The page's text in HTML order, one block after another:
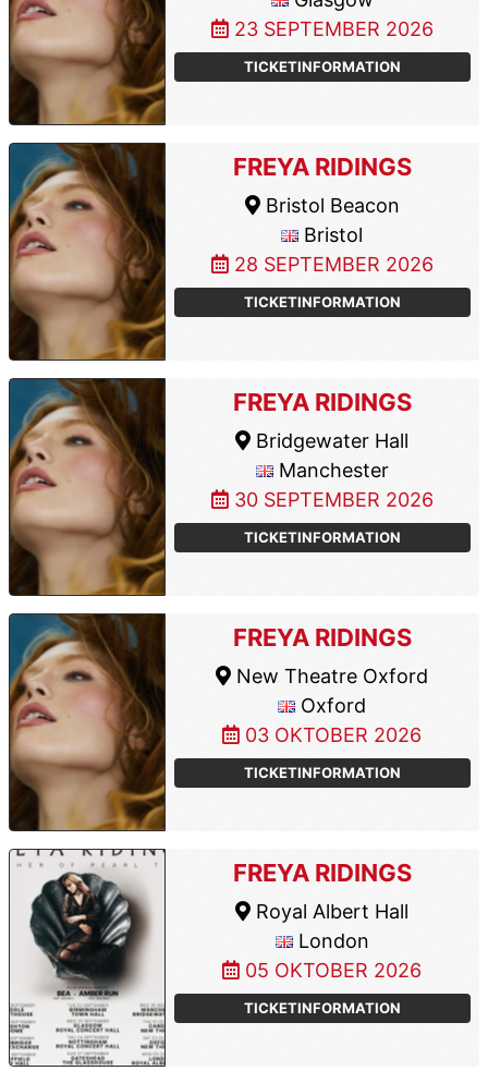
23 SEPTEMBER 2026
TICKETINFORMATION
FREYA RIDINGS
Bristol Beacon
Bristol
28 SEPTEMBER 2026
TICKETINFORMATION
FREYA RIDINGS
Bridgewater Hall
Manchester
30 SEPTEMBER 2026
TICKETINFORMATION
FREYA RIDINGS
New Theatre Oxford
Oxford
03 OKTOBER 2026
TICKETINFORMATION
FREYA RIDINGS
Royal Albert Hall
London
05 OKTOBER 2026
TICKETINFORMATION